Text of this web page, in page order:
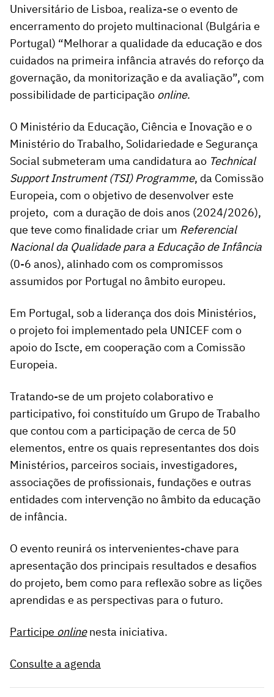
Universitário de Lisboa, realiza-se o evento de
encerramento do projeto multinacional (Bulgária e
Portugal) “Melhorar a qualidade da educação e dos
cuidados na primeira infância através do reforço da
governação, da monitorização e da avaliação”, com
possibilidade de participação online.
O Ministério da Educação, Ciência e Inovação e o
Ministério do Trabalho, Solidariedade e Segurança
Social submeteram uma candidatura ao Technical
Support Instrument (TSI) Programme, da Comissão
Europeia, com o objetivo de desenvolver este
projeto, com a duração de dois anos (2024/2026),
que teve como finalidade criar um Referencial
Nacional da Qualidade para a Educação de Infância
(0-6 anos), alinhado com os compromissos
assumidos por Portugal no âmbito europeu.
Em Portugal, sob a liderança dos dois Ministérios,
o projeto foi implementado pela UNICEF com o
apoio do Iscte, em cooperação com a Comissão
Europeia.
Tratando-se de um projeto colaborativo e
participativo, foi constituído um Grupo de Trabalho
que contou com a participação de cerca de 50
elementos, entre os quais representantes dos dois
Ministérios, parceiros sociais, investigadores,
associações de profissionais, fundações e outras
entidades com intervenção no âmbito da educação
de infância.
O evento reunirá os intervenientes-chave para
apresentação dos principais resultados e desafios
do projeto, bem como para reflexão sobre as lições
aprendidas e as perspectivas para o futuro.
Participe onlinenesta iniciativa.
Consulte a agenda